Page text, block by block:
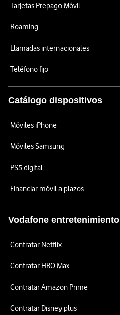
Tarjetas Prepago Móvil
Roaming
Llamadas internacionales
Teléfono fijo
Catálogo dispositivos
Móviles iPhone
Móviles Samsung
PS5 digital
Financiar móvil a plazos
Vodafone entretenimiento
Contratar Netflix
Contratar HBO Max
Contratar Amazon Prime
Contratar Disney plus